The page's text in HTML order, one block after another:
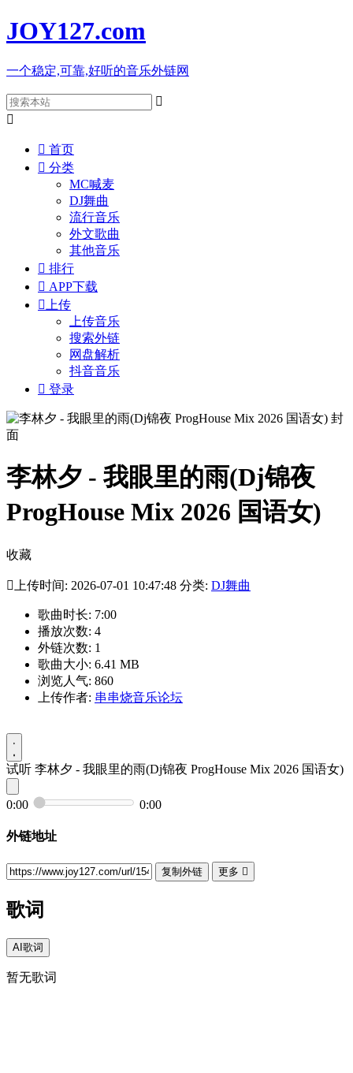
JOY127.com
一个稳定,可靠,好听的音乐外链网


 首页
 分类
MC喊麦
DJ舞曲
流行音乐
外文歌曲
其他音乐
 排行
 APP下载
 上传
上传音乐
搜索外链
网盘解析
抖音音乐
 登录
李林夕 - 我眼里的雨(Dj锦夜
ProgHouse Mix 2026 国语女)
收藏
 上传时间: 2026-07-01 10:47:48 分类: DJ舞曲
歌曲时长: 7:00
播放次数: 4
外链次数: 1
歌曲大小: 6.41 MB
浏览人气: 860
上传作者: 串串烧音乐论坛
试听 李林夕 - 我眼里的雨(Dj锦夜 ProgHouse Mix 2026 国语女)
0:00 0:00
外链地址
复制外链 更多 
歌词
AI歌词
暂无歌词